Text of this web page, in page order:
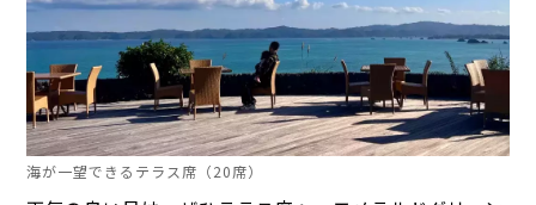
海が一望できるテラス席（20席）